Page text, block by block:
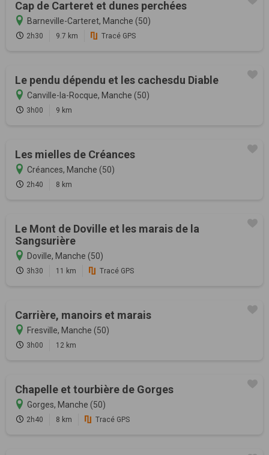
Cap de Carteret et dunes perchées
Barneville-Carteret, Manche (50)
2h30 9.7 km Tracé GPS
Le pendu dépendu et les cachesdu Diable
Canville-la-Rocque, Manche (50)
3h00 9 km
Les mielles de Créances
Créances, Manche (50)
2h40 8 km
Le Mont de Doville et les marais de la
Sangsurière
Doville, Manche (50)
3h30 11 km Tracé GPS
Carrière, manoirs et marais
Fresville, Manche (50)
3h00 12 km
Chapelle et tourbière de Gorges
Gorges, Manche (50)
2h40 8 km Tracé GPS